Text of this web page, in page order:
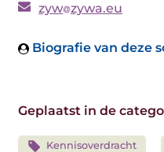
zyw zywa.eu
Biografie van deze
Geplaatst in de
Kennisoverdracht